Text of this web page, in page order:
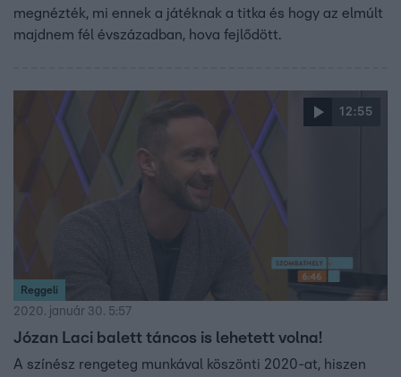
megnézték, mi ennek a játéknak a titka és hogy az elmúlt
majdnem fél évszázadban, hova fejlődött.
12:55
Reggeli
2020. január 30. 5:57
Józan Laci balett táncos is lehetett volna!
A színész rengeteg munkával köszönti 2020-at, hiszen